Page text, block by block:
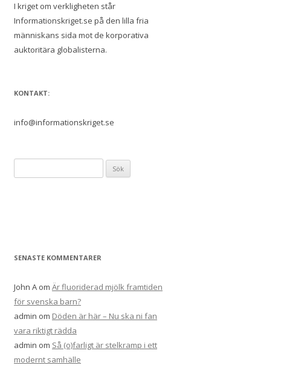
I kriget om verkligheten står
Informationskriget.se på den lilla fria
människans sida mot de korporativa
auktoritära globalisterna.
KONTAKT:
info@informationskriget.se
efter:
SENASTE KOMMENTARER
John A om Är fluoriderad mjölk framtiden
för svenska barn?
admin om Döden är här – Nu ska ni fan
vara riktigt rädda
admin om Så (o)farligt är stelkramp i ett
modernt samhälle